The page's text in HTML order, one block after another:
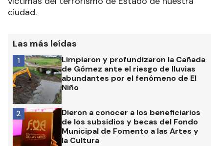
ciudad.
Las más leídas
Limpiaron y profundizaron la Cañada
de Gómez ante el riesgo de lluvias
abundantes por el fenómeno de El
Niño
1
Dieron a conocer a los beneficiarios
de los subsidios y becas del Fondo
Municipal de Fomento a las Artes y
la Cultura
2